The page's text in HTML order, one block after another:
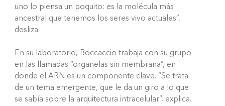
uno lo piensa un poquito: es la molécula más
ancestral que tenemos los seres vivo actuales”,
desliza.
En su laboratorio, Boccaccio trabaja con su grupo
en las llamadas “organelas sin membrana”, en
donde el ARN es un componente clave. “Se trata
de un tema emergente, que le da un giro a lo que
se sabía sobre la arquitectura intracelular”, explica.